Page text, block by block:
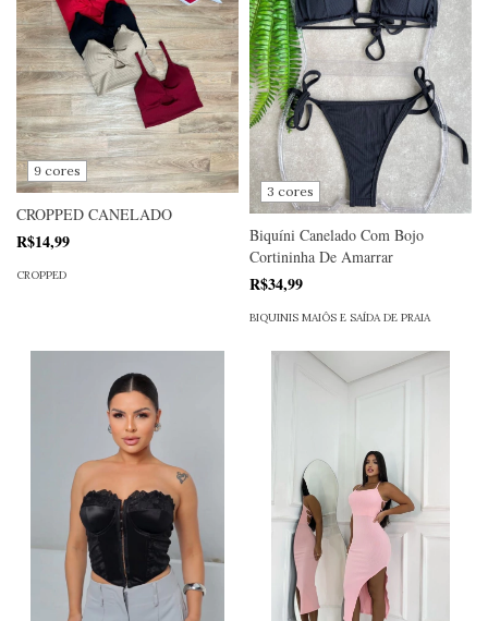
9 cores
CROPPED CANELADO
R$14,99
CROPPED
3 cores
Biquíni Canelado Com Bojo
Cortininha De Amarrar
R$34,99
BIQUINIS MAIÔS E SAÍDA DE PRAIA